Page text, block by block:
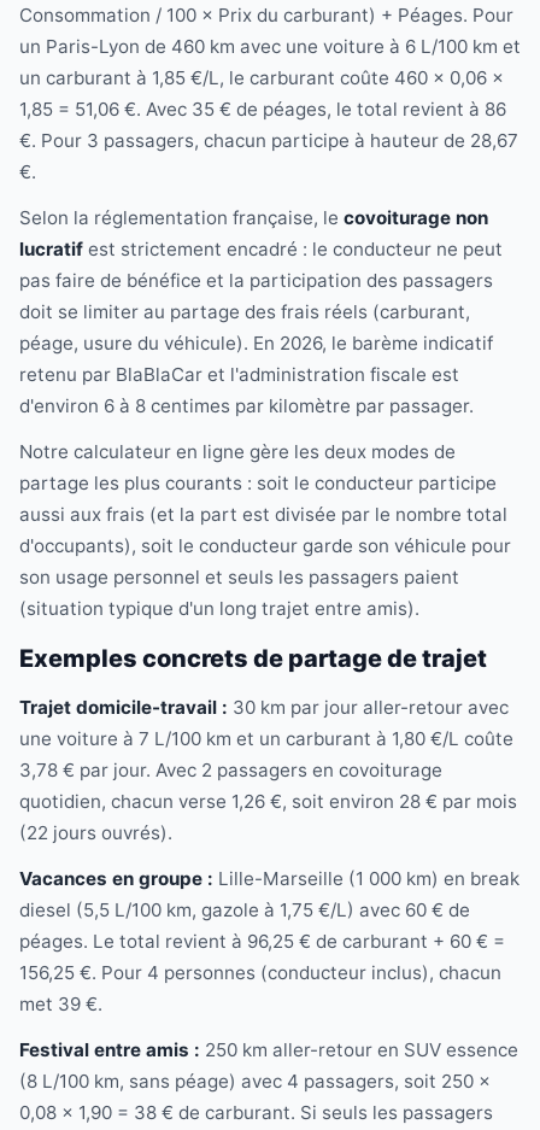
Consommation / 100 × Prix du carburant) + Péages. Pour
un Paris-Lyon de 460 km avec une voiture à 6 L/100 km et
un carburant à 1,85 €/L, le carburant coûte 460 × 0,06 ×
1,85 = 51,06 €. Avec 35 € de péages, le total revient à 86
€. Pour 3 passagers, chacun participe à hauteur de 28,67
€.
Selon la réglementation française, le covoiturage non
lucratif est strictement encadré : le conducteur ne peut
pas faire de bénéfice et la participation des passagers
doit se limiter au partage des frais réels (carburant,
péage, usure du véhicule). En 2026, le barème indicatif
retenu par BlaBlaCar et l'administration fiscale est
d'environ 6 à 8 centimes par kilomètre par passager.
Notre calculateur en ligne gère les deux modes de
partage les plus courants : soit le conducteur participe
aussi aux frais (et la part est divisée par le nombre total
d'occupants), soit le conducteur garde son véhicule pour
son usage personnel et seuls les passagers paient
(situation typique d'un long trajet entre amis).
Exemples concrets de partage de trajet
Trajet domicile-travail : 30 km par jour aller-retour avec
une voiture à 7 L/100 km et un carburant à 1,80 €/L coûte
3,78 € par jour. Avec 2 passagers en covoiturage
quotidien, chacun verse 1,26 €, soit environ 28 € par mois
(22 jours ouvrés).
Vacances en groupe : Lille-Marseille (1 000 km) en break
diesel (5,5 L/100 km, gazole à 1,75 €/L) avec 60 € de
péages. Le total revient à 96,25 € de carburant + 60 € =
156,25 €. Pour 4 personnes (conducteur inclus), chacun
met 39 €.
Festival entre amis : 250 km aller-retour en SUV essence
(8 L/100 km, sans péage) avec 4 passagers, soit 250 ×
0,08 × 1,90 = 38 € de carburant. Si seuls les passagers